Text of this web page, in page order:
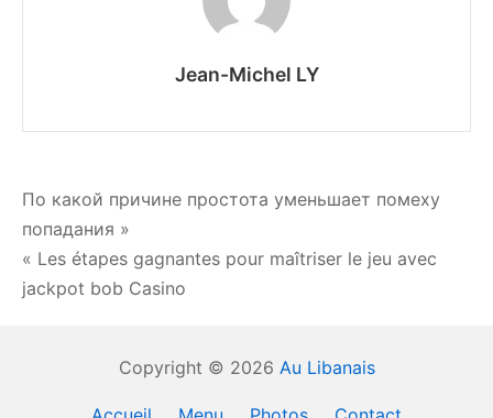
Jean-Michel LY
Navigation
de
l’article
По какой причине простота уменьшает помеху
попадания »
« Les étapes gagnantes pour maîtriser le jeu avec
jackpot bob Casino
Copyright © 2026 Au Libanais